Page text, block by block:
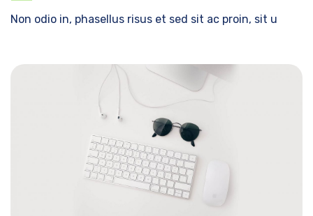
Non odio in, phasellus risus et sed sit ac proin, sit u